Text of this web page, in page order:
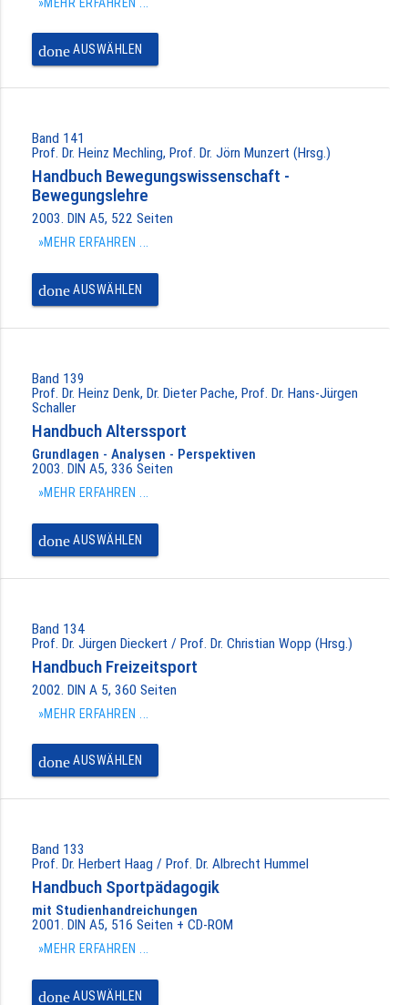
doneAUSWÄHLEN
Band 141
Prof. Dr. Heinz Mechling, Prof. Dr. Jörn Munzert (Hrsg.)
Handbuch Bewegungswissenschaft -
Bewegungslehre
2003. DIN A5, 522 Seiten
»MEHR ERFAHREN ...
doneAUSWÄHLEN
Band 139
Prof. Dr. Heinz Denk, Dr. Dieter Pache, Prof. Dr. Hans-Jürgen
Schaller
Handbuch Alterssport
Grundlagen - Analysen - Perspektiven
2003. DIN A5, 336 Seiten
»MEHR ERFAHREN ...
doneAUSWÄHLEN
Band 134
Prof. Dr. Jürgen Dieckert / Prof. Dr. Christian Wopp (Hrsg.)
Handbuch Freizeitsport
2002. DIN A 5, 360 Seiten
»MEHR ERFAHREN ...
doneAUSWÄHLEN
Band 133
Prof. Dr. Herbert Haag / Prof. Dr. Albrecht Hummel
Handbuch Sportpädagogik
mit Studienhandreichungen
2001. DIN A5, 516 Seiten + CD-ROM
»MEHR ERFAHREN ...
doneAUSWÄHLEN